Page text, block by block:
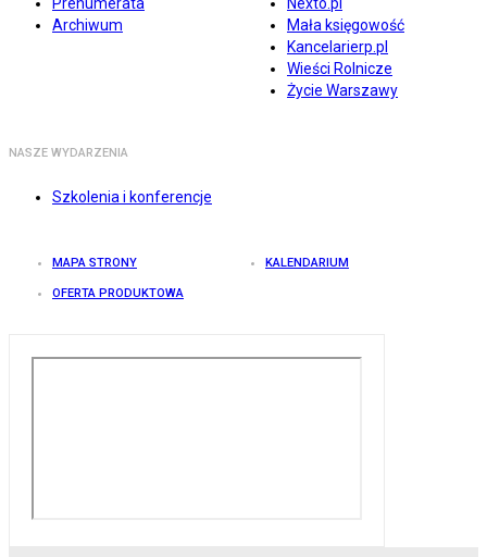
Archiwum
Mała księgowość
Kancelarierp.pl
Wieści Rolnicze
Życie Warszawy
NASZE WYDARZENIA
Szkolenia i konferencje
MAPA STRONY KALENDARIUM
OFERTA PRODUKTOWA